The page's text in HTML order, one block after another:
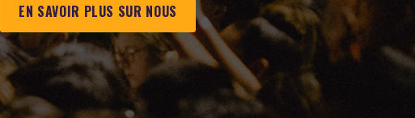
EN SAVOIR PLUS SUR NOUS